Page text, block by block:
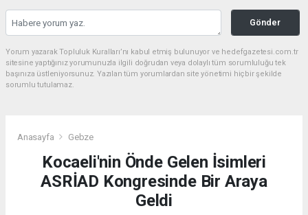
Gönder
Yorum yazarak Topluluk Kuralları’nı kabul etmiş bulunuyor ve hedefgazetesi.com.tr
sitesine yaptığınız yorumunuzla ilgili doğrudan veya dolaylı tüm sorumluluğu tek
başınıza üstleniyorsunuz. Yazılan tüm yorumlardan site yönetimi hiçbir şekilde
sorumlu tutulamaz.
Anasayfa Gebze
Kocaeli'nin Önde Gelen İsimleri
ASRİAD Kongresinde Bir Araya
Geldi